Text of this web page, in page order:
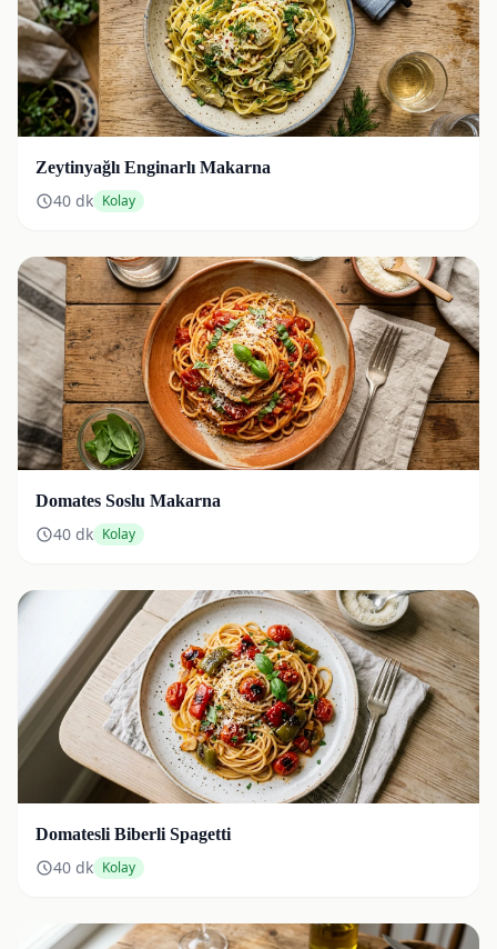
Zeytinyağlı Enginarlı Makarna
40 dk Kolay
Domates Soslu Makarna
40 dk Kolay
Domatesli Biberli Spagetti
40 dk Kolay